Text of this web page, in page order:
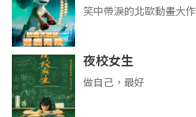
笑中帶淚的北歐動畫大作
夜校女生
做自己，最好